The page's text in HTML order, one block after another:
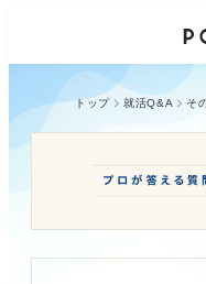
トップ 就活Q&A そ